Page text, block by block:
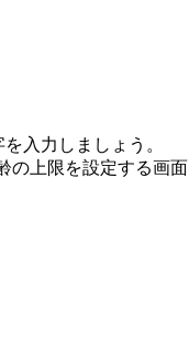
入力しましょう。
上限を設定する画